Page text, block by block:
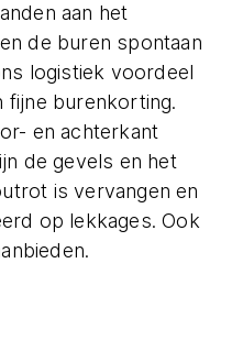
aan het
de buren spontaan
logistiek voordeel
fijne burenkorting.
en achterkant
de gevels en het
is vervangen en
op lekkages. Ook